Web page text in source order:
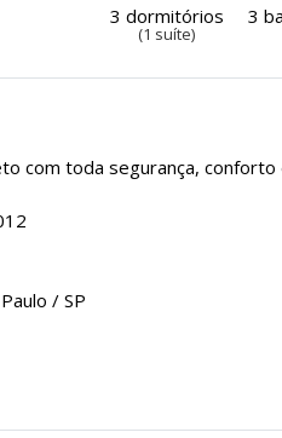
3 dormitórios
(1 suíte)
3
com toda segurança,
/ SP